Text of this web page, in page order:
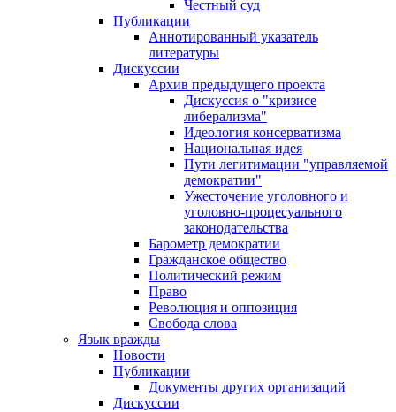
Честный суд
Публикации
Аннотированный указатель
литературы
Дискуссии
Архив предыдущего проекта
Дискуссия о "кризисе
либерализма"
Идеология консерватизма
Национальная идея
Пути легитимации "управляемой
демократии"
Ужесточение уголовного и
уголовно-процесуального
законодательства
Барометр демократии
Гражданское общество
Политический режим
Право
Революция и оппозиция
Свобода слова
Язык вражды
Новости
Публикации
Документы других организаций
Дискуссии